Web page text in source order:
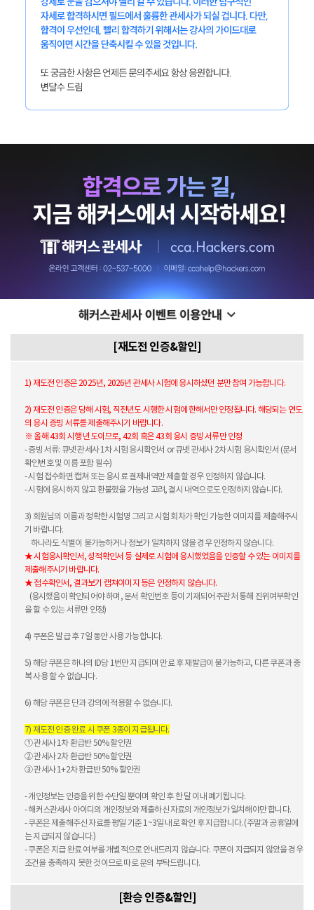
[재도전 인증&할인]
1) 재도전 인증은 2025년, 2026년 관세사 시험에 응시하셨던 분만 참여 가능합니다.
2) 재도전 인증은 당해 시험, 직전년도 시행한 시험에 한해서만 인정됩니다. 해당되는 연도
의 응시 증빙 서류를 제출해주시기 바랍니다.
※ 올해 43회 시행 년도이므로, 42회 혹은 43회 응시 증빙 서류만 인정
- 증빙 서류: 큐넷 관세사 1차 시험 응시확인서 or 큐넷 관세사 2차 시험 응시확인서 (문서
확인번호 및 이름 포함 필수)
- 시험 접수화면 캡쳐 또는 응시료 결제내역만 제출할 경우 인정하지 않습니다.
- 시험에 응시하지 않고 환불했을 가능성 고려, 결시 내역으로도 인정하지 않습니다.
3) 회원님의 이름과 정확한 시험명 그리고 시험 회차가 확인 가능한 이미지를 제출해주시
기 바랍니다.
하나라도 식별이 불가능하거나 정보가 일치하지 않을 경우 인정하지 않습니다.
★ 시험응시확인서, 성적확인서 등 실제로 시험에 응시했었음을 인증할 수 있는 이미지를
제출해주시기 바랍니다.
★ 접수확인서, 결과보기 캡쳐이미지 등은 인정하지 않습니다.
(응시했음이 확인되어야 하며, 문서 확인번호 등이 기재되어 주관처 통해 진위여부확인
을 할 수 있는 서류만 인정)
4) 쿠폰은 발급 후 7일 동안 사용 가능합니다.
5) 해당 쿠폰은 하나의 ID당 1번만 지급되며 만료 후 재발급이 불가능하고, 다른 쿠폰과 중
복 사용 할 수 없습니다.
6) 해당 쿠폰은 단과 강의에 적용할 수 없습니다.
7) 재도전 인증 완료 시 쿠폰 3종이 지급됩니다.
① 관세사 1차 환급반 50% 할인권
② 관세사 2차 환급반 50% 할인권
③ 관세사 1+2차 환급반 50% 할인권
- 개인정보는 인증을 위한 수단일 뿐이며 확인 후 한 달 이내 폐기됩니다.
- 해커스관세사 아이디의 개인정보와 제출하신 자료의 개인정보가 일치해야만 합니다.
- 쿠폰은 제출해주신 자료를 평일 기준 1~3일 내로 확인 후 지급합니다. (주말과 공휴일에
는 지급되지 않습니다.)
- 쿠폰은 지급 완료 여부를 개별적으로 안내드리지 않습니다. 쿠폰이 지급되지 않았을 경우
조건을 충족하지 못한 것이므로 따로 문의 부탁드립니다.
[환승 인증&할인]